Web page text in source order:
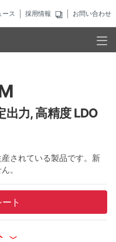
ース 採用情報 お問い合わせ
力, 高精度 LDO
されている製品です。新
。
ト